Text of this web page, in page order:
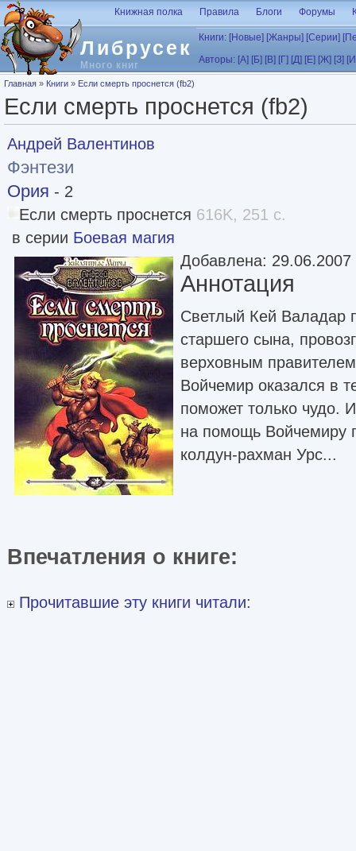
Перейти к основному содержанию
Либрусек
Много книг
Книжная полка Правила Блоги Форумы
Книги: [Новые] [Жанры] [Серии]
Авторы: [А] [Б] [В] [Г] [Д] [Е] [Ж] [З]
Вы здесь
Главная » Книги » Если смерть проснется (fb2)
Если смерть проснется (fb2)
Андрей Валентинов
Фэнтези
Ория - 2
Если смерть проснется 616K, 251 с.
в серии Боевая магия
Добавлена: 29.06.2007
Аннотация
Светлый Кей Валадар
старшего сына,
верховным
Войчемир оказался в
поможет только чудо.
на помощь Войчемиру
колдун-рахман Урс...
Впечатления о книге:
Прочитавшие эту книги читали: